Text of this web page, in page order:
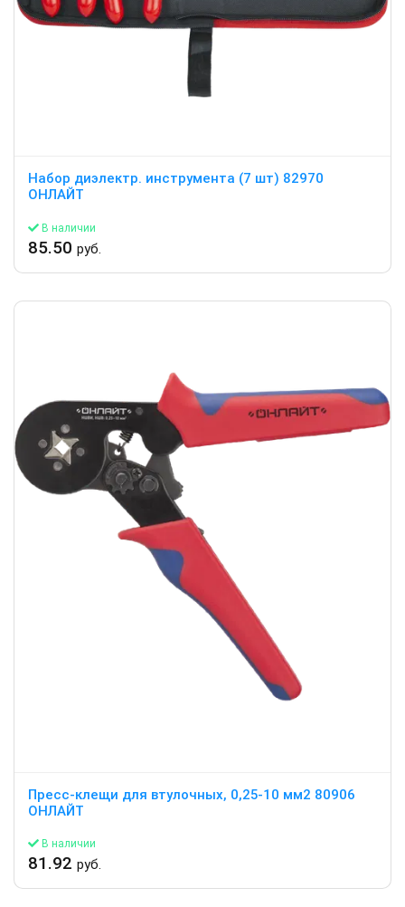
Набор диэлектр. инструмента (7 шт) 82970
ОНЛАЙТ
В наличии
85.50 руб.
Пресс-клещи для втулочных, 0,25-10 мм2 80906
ОНЛАЙТ
В наличии
81.92 руб.